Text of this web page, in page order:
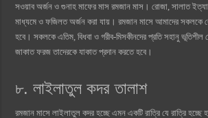
সওয়াব অর্জন ও গুনাহ মাফের মাস রমজান মাস। রোজা, সালাত
মাধ্যমে ও ফজিলত অর্জন করা যায়। রমজান মাসে আমাদের সকলকে
হবে। সকলকে এতিম, বিধবা ও গরীব-মিসকীনদের প্রতি সহানু ভূতিশীল
জাকাত ফরজ তাদেরকে যাকাত প্রদান করতে হবে।
৮. লাইলাতুল কদর তালাশ
রমজান মাসে লাইলাতুল কদর হচ্ছে এমন একটি রাত্রি যে রাত্রি হচ্ছে